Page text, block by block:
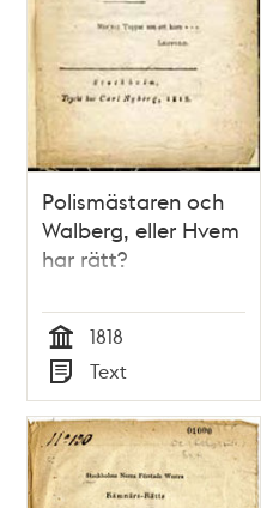
Polismästaren och
Walberg, eller Hvem
har rätt?
Tid
1818
Typ
Text